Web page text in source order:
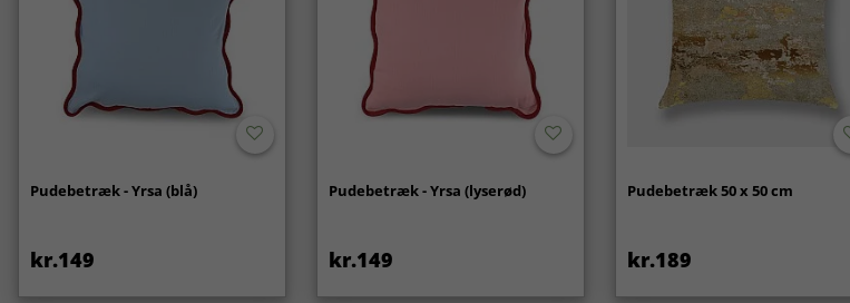
Pudebetræk - Yrsa (blå)
kr.149
Pudebetræk - Yrsa (lyserød)
kr.149
Pudebetræk 50 x 50 cm
kr.189